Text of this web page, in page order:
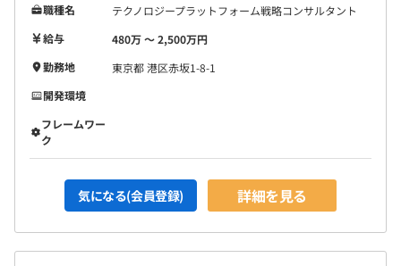
職種名
テクノロジープラットフォーム戦略コンサルタント
給与
480万 〜 2,500万円
勤務地
東京都 港区赤坂1-8-1
開発環境
フレームワー
ク
気になる(会員登録) 詳細を見る